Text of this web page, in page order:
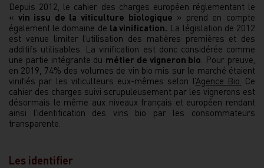
Depuis 2012, le cahier des charges européen réglementant le
« vin issu de la viticulture biologique » prend en compte
également le domaine de la vinification. La législation de 2012
est venue limiter l’utilisation des matières premières et des
additifs utilisables. La vinification est donc considérée comme
une partie intégrante du métier de vigneron bio. Pour preuve,
en 2019, 74% des volumes de vin bio mis sur le marché étaient
vinifiés par les viticulteurs eux-mêmes selon l’Agence Bio. Ce
cahier des charges suivi scrupuleusement par les vignerons est
désormais le même aux niveaux français et européen rendant
ainsi l’identification des vins bio par les consommateurs
transparente.
Les identifier